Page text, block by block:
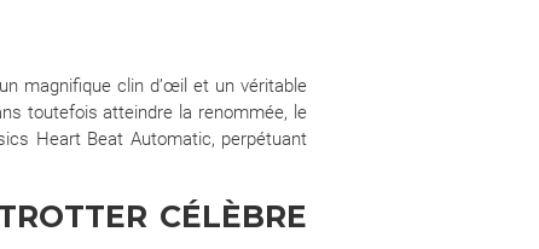
magnifique clin d’œil et un véritable
toutefois atteindre la renommée, le
Heart Beat Automatic, perpétuant
CÉLÈBRE